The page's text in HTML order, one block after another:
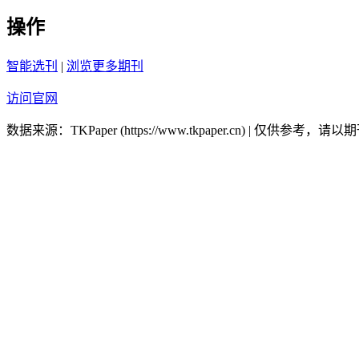
操作
智能选刊 | 浏览更多期刊
访问官网
数据来源：TKPaper (https://www.tkpaper.cn) | 仅供参考，请以